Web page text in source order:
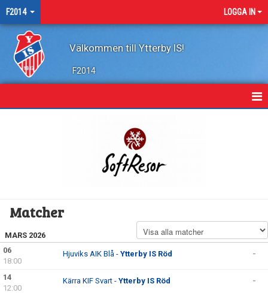
F2014 LOGGA IN
Välkommen till Ytterby IS!
F2014
DOKUMENT
KONTAKT
Matcher
MARS 2026
06
18:00
Hjuviks AIK Blå - Ytterby IS Röd -
14
12:00
Kärra KIF Svart - Ytterby IS Röd -